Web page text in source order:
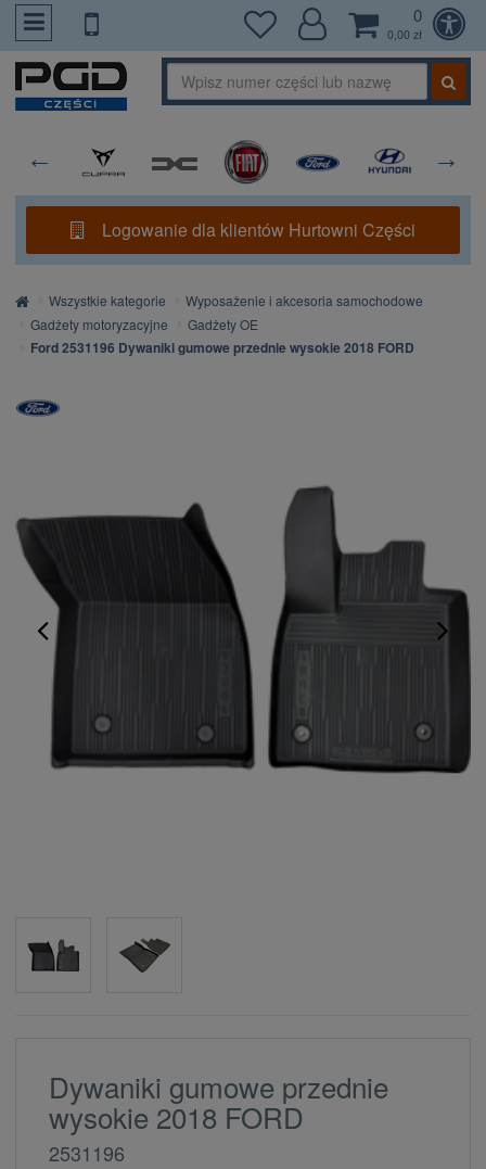
PrzejdzDoTresci
0
0,00 zł
Logowanie dla klientów Hurtowni Części
Strona
główna
Wszystkie kategorie
Wyposażenie i akcesoria samochodowe
Gadżety motoryzacyjne
Gadżety OE
Ford 2531196 Dywaniki gumowe przednie wysokie 2018 FORD
Dywaniki gumowe przednie
wysokie 2018 FORD
2531196